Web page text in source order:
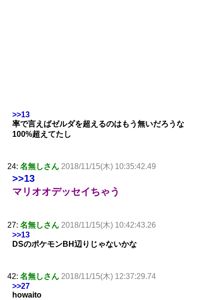
>>13
率で言えばゼルダを超えるのはもう無いだろうな
100%超えてたし
24: 名無しさん 2018/11/15(木) 10:35:42.49
>>13
マリオオデッセイちゃう
27: 名無しさん 2018/11/15(木) 10:42:43.26
>>13
DSのポケモンBH辺りじゃないかな
42: 名無しさん 2018/11/15(木) 12:37:29.74
>>27
howaito